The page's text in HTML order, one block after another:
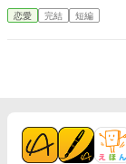
た。 ――
―。 ――
恋愛 完結 短編